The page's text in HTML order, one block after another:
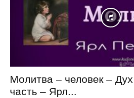
Молитва – человек –
часть – Ярл...